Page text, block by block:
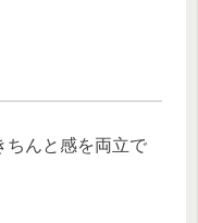
ちんと感を両立で